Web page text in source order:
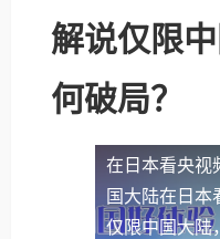
解说仅限
何破局？
在日本看央视
国大陆在日本
仅限中国大陆